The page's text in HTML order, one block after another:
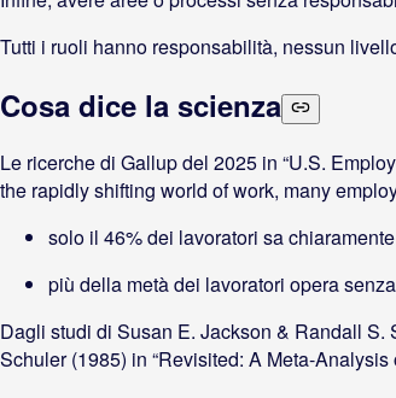
Tutti i ruoli hanno responsabilità, nessun
Cosa dice la scienza
Le ricerche di Gallup del 2025 in “U.S.
the rapidly shifting world of work, many
solo il 46% dei lavoratori sa
più della metà dei lavoratori opera
Dagli studi di Susan E. Jackson & Randall S.
Schuler (1985) in “Revisited: A Meta-